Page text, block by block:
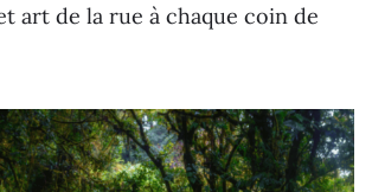
art de la rue à chaque coin de